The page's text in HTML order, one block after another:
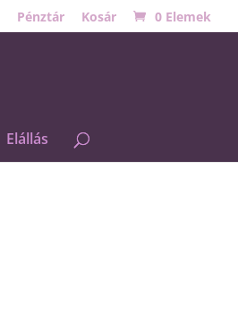
Pénztár Kosár 0 Elemek
Elállás